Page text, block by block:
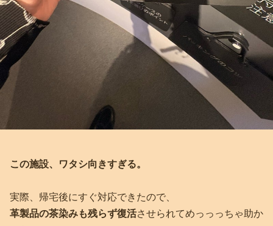
この施設、ワタシ向きすぎる。
実際、帰宅後にすぐ対応できたので、
革製品の茶染みも残らず復活させられてめっっっちゃ助か